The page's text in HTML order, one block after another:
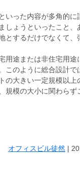
った内容が多角的
ょうといったこと
するだけでなくて
途または非住宅用
のように総合設計
大きい一定規模以
模の大小に関わら
オフィスビル徒然 |